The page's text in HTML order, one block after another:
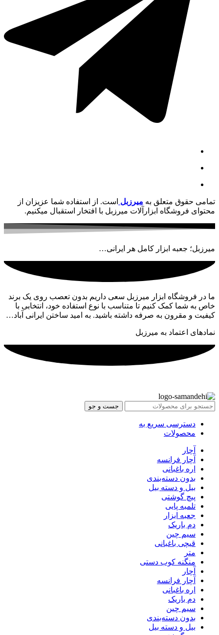
تمامی حقوق متعلق به میرزبل است. از استفاده شما عزیزان از
محتوای فروشگاه ابزارآلات میرزبل با افتخار استقبال میکنیم.
میرزبل؛ جعبه ابزار کامل هر ایرانی…
ما در فروشگاه ابزار میرزبل سعی داریم بدون تعصب روی یک برند
خاص به شما کمک کنیم تا متناسب با نوع استفاده خود، انتخابی با
کیفیت و مقرون به صرفه داشته باشید. به امید ساختن ایرانی آباد…
نمادهای اعتماد به میرزبل
جست و جو
دسترسی سریع به
محصولات
آچار
آچار فرانسه
اره باغبانی
بدون دسته‌بندی
بیل و دسته بیل
پیچ گوشتی
تلمبه پایی
جعبه ابزار
دم باریک
سیم چین
قیچی باغبانی
متر
منگنه کوب دستی
آچار
آچار فرانسه
اره باغبانی
دم باریک
سیم چین
بدون دسته‌بندی
بیل و دسته بیل